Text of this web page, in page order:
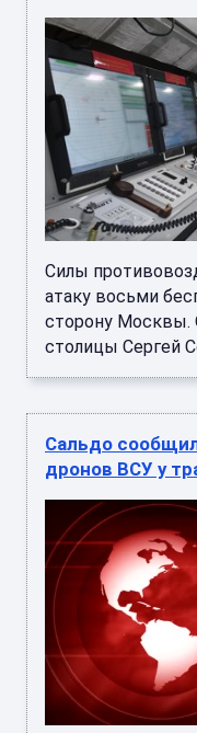
Силы
атаку восьми
сторону Москвы.
столицы Сергей
Сальдо
дронов ВСУ у